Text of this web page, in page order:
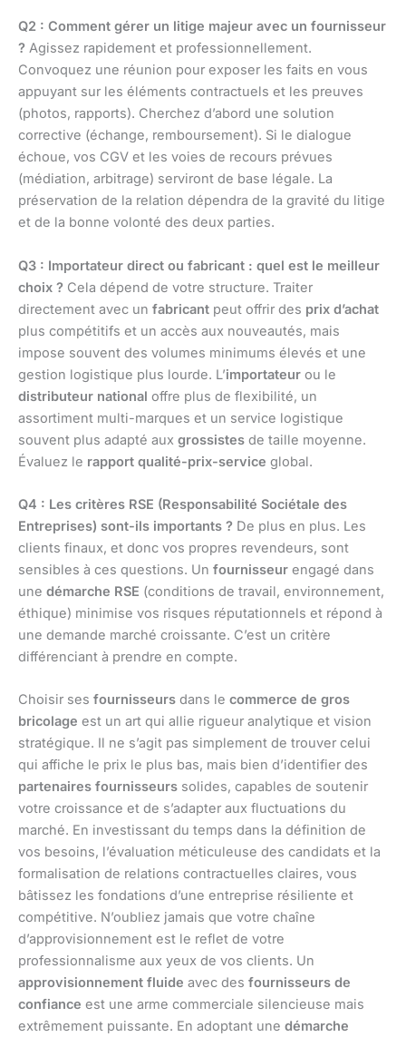
Q2 : Comment gérer un litige majeur avec un fournisseur
? Agissez rapidement et professionnellement.
Convoquez une réunion pour exposer les faits en vous
appuyant sur les éléments contractuels et les preuves
(photos, rapports). Cherchez d’abord une solution
corrective (échange, remboursement). Si le dialogue
échoue, vos CGV et les voies de recours prévues
(médiation, arbitrage) serviront de base légale. La
préservation de la relation dépendra de la gravité du litige
et de la bonne volonté des deux parties.
Q3 : Importateur direct ou fabricant : quel est le meilleur
choix ? Cela dépend de votre structure. Traiter
directement avec un fabricant peut offrir des prix d’achat
plus compétitifs et un accès aux nouveautés, mais
impose souvent des volumes minimums élevés et une
gestion logistique plus lourde. L’importateur ou le
distributeur national offre plus de flexibilité, un
assortiment multi-marques et un service logistique
souvent plus adapté aux grossistes de taille moyenne.
Évaluez le rapport qualité-prix-service global.
Q4 : Les critères RSE (Responsabilité Sociétale des
Entreprises) sont-ils importants ? De plus en plus. Les
clients finaux, et donc vos propres revendeurs, sont
sensibles à ces questions. Un fournisseur engagé dans
une démarche RSE (conditions de travail, environnement,
éthique) minimise vos risques réputationnels et répond à
une demande marché croissante. C’est un critère
différenciant à prendre en compte.
Choisir ses fournisseurs dans le commerce de gros
bricolage est un art qui allie rigueur analytique et vision
stratégique. Il ne s’agit pas simplement de trouver celui
qui affiche le prix le plus bas, mais bien d’identifier des
partenaires fournisseurs solides, capables de soutenir
votre croissance et de s’adapter aux fluctuations du
marché. En investissant du temps dans la définition de
vos besoins, l’évaluation méticuleuse des candidats et la
formalisation de relations contractuelles claires, vous
bâtissez les fondations d’une entreprise résiliente et
compétitive. N’oubliez jamais que votre chaîne
d’approvisionnement est le reflet de votre
professionnalisme aux yeux de vos clients. Un
approvisionnement fluide avec des fournisseurs de
confiance est une arme commerciale silencieuse mais
extrêmement puissante. En adoptant une démarche